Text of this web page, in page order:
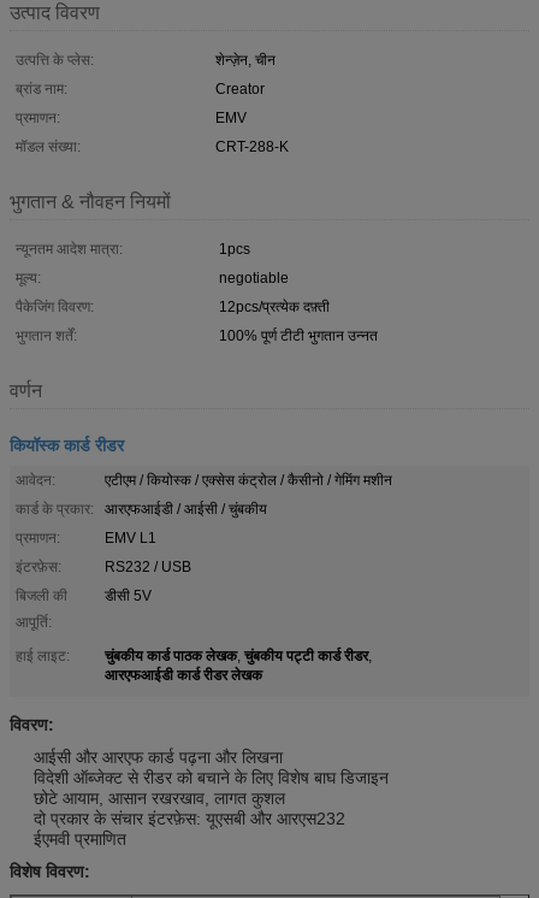
उत्पाद विवरण
उत्पत्ति के प्लेस:
शेन्ज़ेन, चीन
ब्रांड नाम:
Creator
प्रमाणन:
EMV
मॉडल संख्या:
CRT-288-K
भुगतान & नौवहन नियमों
न्यूनतम आदेश मात्रा:
1pcs
मूल्य:
negotiable
पैकेजिंग विवरण:
12pcs/प्रत्येक दफ़्ती
भुगतान शर्तें:
100% पूर्ण टीटी भुगतान उन्नत
वर्णन
कियॉस्क कार्ड रीडर
आवेदन:
एटीएम / कियोस्क / एक्सेस कंट्रोल / कैसीनो / ​​गेमिंग मशीन
कार्ड के प्रकार:
आरएफआईडी / आईसी / चुंबकीय
प्रमाणन:
EMV L1
इंटरफ़ेस:
RS232 / USB
बिजली की
आपूर्ति:
डीसी 5V
हाई लाइट: चुंबकीय कार्ड पाठक लेखक, चुंबकीय पट्टी कार्ड रीडर,
आरएफआईडी कार्ड रीडर लेखक
विवरण:
आईसी और आरएफ कार्ड पढ़ना और लिखना
विदेशी ऑब्जेक्ट से रीडर को बचाने के लिए विशेष बाघ डिजाइन
छोटे आयाम, आसान रखरखाव, लागत कुशल
दो प्रकार के संचार इंटरफ़ेस: यूएसबी और आरएस232
ईएमवी प्रमाणित
विशेष विवरण: